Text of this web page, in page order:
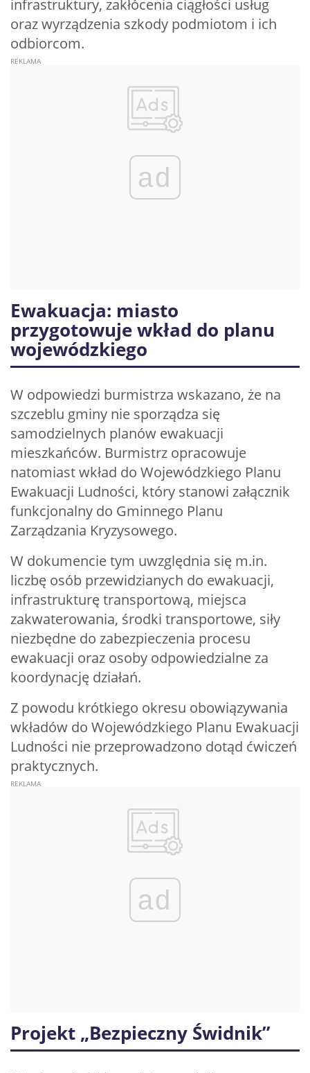
infrastruktury, zakłócenia ciągłości usług
oraz wyrządzenia szkody podmiotom i ich
odbiorcom.
ad
Ewakuacja: miasto
przygotowuje wkład do planu
wojewódzkiego
W odpowiedzi burmistrza wskazano, że na
szczeblu gminy nie sporządza się
samodzielnych planów ewakuacji
mieszkańców. Burmistrz opracowuje
natomiast wkład do Wojewódzkiego Planu
Ewakuacji Ludności, który stanowi załącznik
funkcjonalny do Gminnego Planu
Zarządzania Kryzysowego.
W dokumencie tym uwzględnia się m.in.
liczbę osób przewidzianych do ewakuacji,
infrastrukturę transportową, miejsca
zakwaterowania, środki transportowe, siły
niezbędne do zabezpieczenia procesu
ewakuacji oraz osoby odpowiedzialne za
koordynację działań.
Z powodu krótkiego okresu obowiązywania
wkładów do Wojewódzkiego Planu Ewakuacji
Ludności nie przeprowadzono dotąd ćwiczeń
praktycznych.
ad
Projekt „Bezpieczny Świdnik”